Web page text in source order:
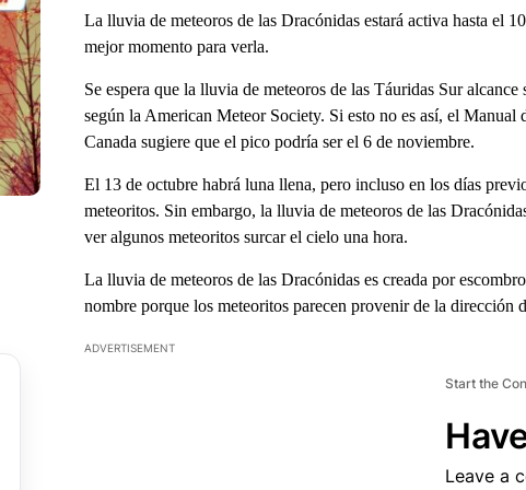
La lluvia de meteoros de las Dracónidas estará activa hasta el
mejor momento para verla.
Se espera que la lluvia de meteoros de las Táuridas Sur
según la American Meteor Society. Si esto no es así, el
Canada sugiere que el pico podría ser el 6 de noviembre.
El 13 de octubre habrá luna llena, pero incluso en los días
meteoritos. Sin embargo, la lluvia de meteoros de las
ver algunos meteoritos surcar el cielo una hora.
La lluvia de meteoros de las Dracónidas es creada por
nombre porque los meteoritos parecen provenir de la dirección
ADVERTISEMENT
Start the
Leave a